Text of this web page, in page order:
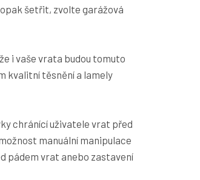
šetřit, zvolte garážová
i vaše vrata budou tomuto
kvalitní těsnění a lamely
chránící uživatele vrat před
manuální manipulace
pádem vrat anebo zastavení